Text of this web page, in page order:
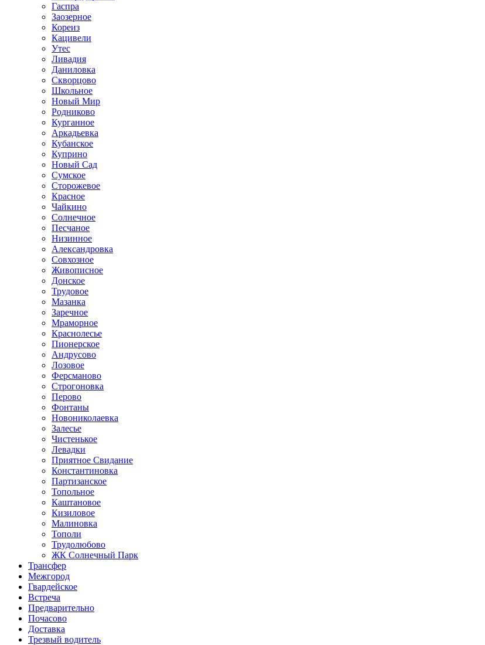
Гаспра
Заозерное
Кореиз
Кацивели
Утес
Ливадия
Даниловка
Скворцово
Школьное
Новый Мир
Родниково
Курганное
Аркадьевка
Кубанское
Куприно
Новый Сад
Сумское
Сторожевое
Красное
Чайкино
Солнечное
Песчаное
Низинное
Александровка
Совхозное
Живописное
Донское
Трудовое
Мазанка
Заречное
Мраморное
Краснолесье
Пионерское
Андрусово
Лозовое
Ферсманово
Строгоновка
Перово
Фонтаны
Новониколаевка
Залесье
Чистенькое
Левадки
Приятное Свидание
Константиновка
Партизанское
Топольное
Каштановое
Кизиловое
Малиновка
Тополи
Трудолюбово
ЖК Солнечный Парк
Трансфер
Межгород
Гвардейское
Встреча
Предварительно
Почасово
Доставка
Трезвый водитель